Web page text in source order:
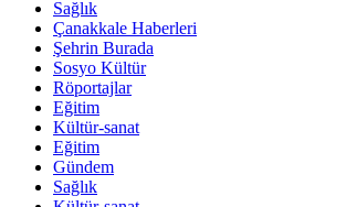
Sağlık
Çanakkale Haberleri
Şehrin Burada
Sosyo Kültür
Röportajlar
Eğitim
Kültür-sanat
Eğitim
Gündem
Sağlık